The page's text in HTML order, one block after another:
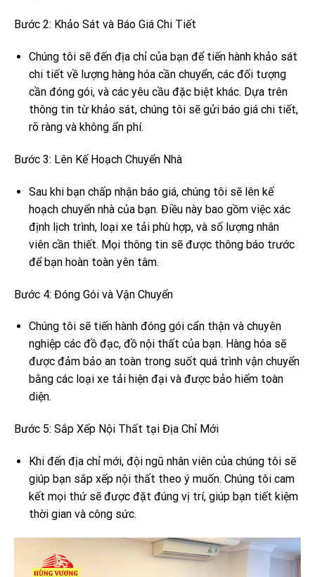
Bước 2: Khảo Sát và Báo Giá Chi Tiết
Chúng tôi sẽ đến địa chỉ của bạn để tiến hành khảo sát
chi tiết về lượng hàng hóa cần chuyển, các đối tượng
cần đóng gói, và các yêu cầu đặc biệt khác. Dựa trên
thông tin từ khảo sát, chúng tôi sẽ gửi báo giá chi tiết,
rõ ràng và không ẩn phí.
Bước 3: Lên Kế Hoạch Chuyển Nhà
Sau khi bạn chấp nhận báo giá, chúng tôi sẽ lên kế
hoạch chuyển nhà của bạn. Điều này bao gồm việc xác
định lịch trình, loại xe tải phù hợp, và số lượng nhân
viên cần thiết. Mọi thông tin sẽ được thông báo trước
để bạn hoàn toàn yên tâm.
Bước 4: Đóng Gói và Vận Chuyển
Chúng tôi sẽ tiến hành đóng gói cẩn thận và chuyên
nghiệp các đồ đạc, đồ nội thất của bạn. Hàng hóa sẽ
được đảm bảo an toàn trong suốt quá trình vận chuyển
bằng các loại xe tải hiện đại và được bảo hiểm toàn
diện.
Bước 5: Sắp Xếp Nội Thất tại Địa Chỉ Mới
Khi đến địa chỉ mới, đội ngũ nhân viên của chúng tôi sẽ
giúp bạn sắp xếp nội thất theo ý muốn. Chúng tôi cam
kết mọi thứ sẽ được đặt đúng vị trí, giúp bạn tiết kiệm
thời gian và công sức.